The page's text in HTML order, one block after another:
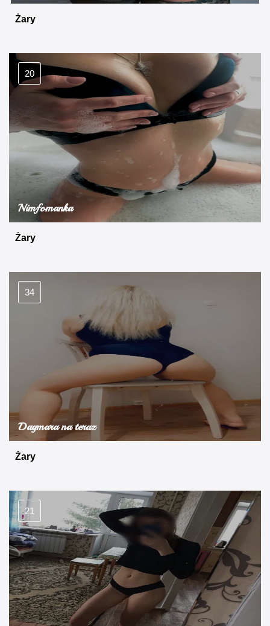
Żary
20
Nimfomanka
Żary
34
Dagmara na teraz
Żary
21